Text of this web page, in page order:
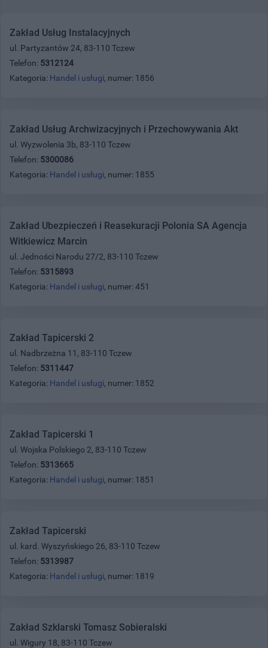
Zakład Usług Instalacyjnych
ul. Partyzantów 24, 83-110 Tczew
Telefon: 5312124
Kategoria: Handel i usługi, numer: 1856
Zakład Usług Archwizacyjnych i Przechowywania Akt
ul. Wyzwolenia 3b, 83-110 Tczew
Telefon: 5300086
Kategoria: Handel i usługi, numer: 1855
Zakład Ubezpieczeń i Reasekuracji Polonia SA Agencja
Witkiewicz Marcin
ul. Jedności Narodu 27/2, 83-110 Tczew
Telefon: 5315893
Kategoria: Handel i usługi, numer: 451
Zakład Tapicerski 2
ul. Nadbrzeżna 11, 83-110 Tczew
Telefon: 5311447
Kategoria: Handel i usługi, numer: 1852
Zakład Tapicerski 1
ul. Wojska Polskiego 2, 83-110 Tczew
Telefon: 5313665
Kategoria: Handel i usługi, numer: 1851
Zakład Tapicerski
ul. kard. Wyszyńskiego 26, 83-110 Tczew
Telefon: 5313987
Kategoria: Handel i usługi, numer: 1819
Zakład Szklarski Tomasz Sobieralski
ul. Wigury 18, 83-110 Tczew